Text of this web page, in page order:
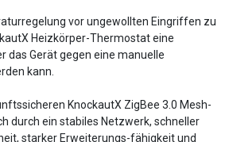
vor ungewollten Eingriffen zu
Heizkörper-Thermostat eine
das Gerät gegen eine manuelle
kann.
KnockautX ZigBee 3.0 Mesh-
durch ein stabiles Netzwerk, schneller
starker Erweiterungs-fähigkeit und